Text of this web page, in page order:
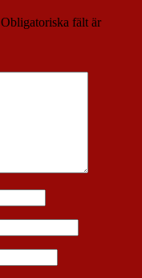
Obligatoriska fält är